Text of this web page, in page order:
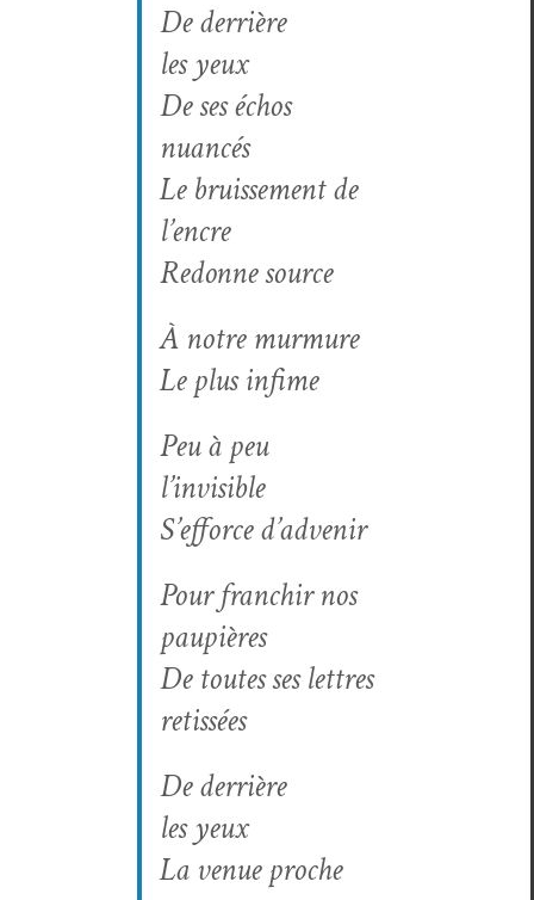
De der­rière
les yeux
De ses échos
nuancés
Le bruisse­ment de
l’encre
Redonne source
À notre murmure
Le plus infime
Peu à peu
l’invisible
S’efforce d’advenir
Pour franchir nos
paupières
De toutes ses let­tres
retissées
De der­rière
les yeux
La venue proche